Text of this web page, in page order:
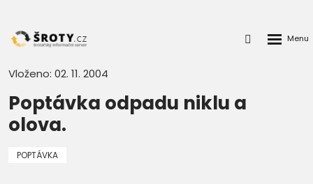
Přihlášení
Vloženo: 02. 11. 2004
Poptávka odpadu niklu a
olova.
POPTÁVKA